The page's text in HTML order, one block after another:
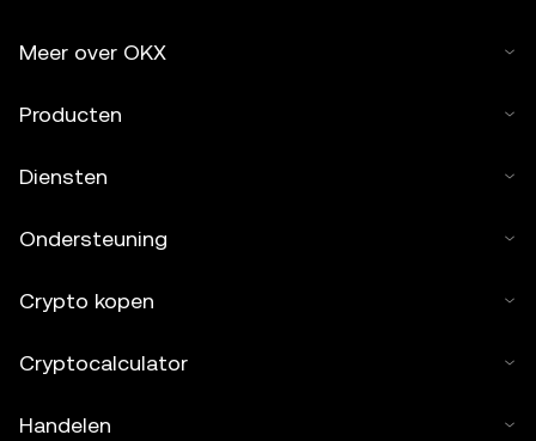
Meer over OKX
Producten
Diensten
Ondersteuning
Crypto kopen
Cryptocalculator
Handelen